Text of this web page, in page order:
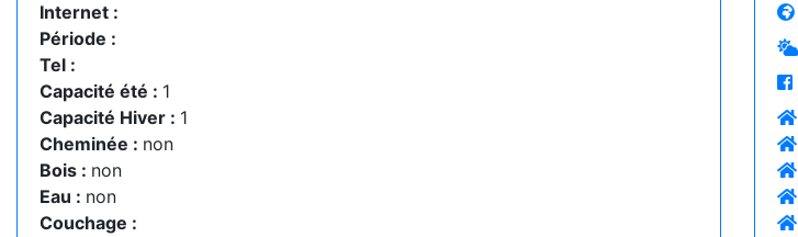
Internet :
Période :
Tel :
Capacité été : 1
Capacité Hiver : 1
Cheminée : non
Bois : non
Eau : non
Couchage :